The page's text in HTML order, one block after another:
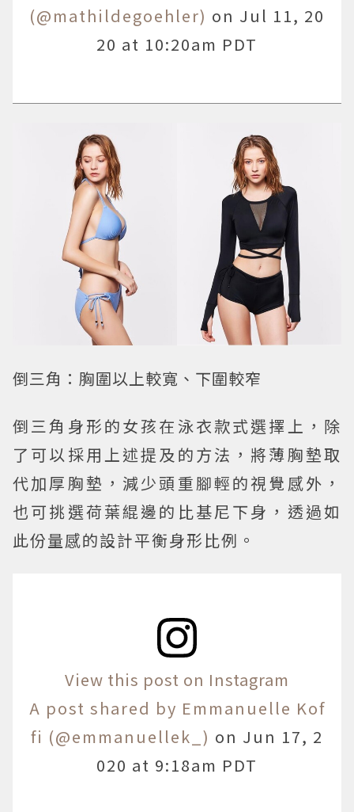
(@mathildegoehler) on Jul 11, 20
20 at 10:20am PDT
倒三角：胸圍以上較寬、下圍較窄
倒三角身形的女孩在泳衣款式選擇上，除
了可以採用上述提及的方法，將薄胸墊取
代加厚胸墊，減少頭重腳輕的視覺感外，
也可挑選荷葉緄邊的比基尼下身，透過如
此份量感的設計平衡身形比例。
View this post on Instagram
A post shared by Emmanuelle Kof
fi (@emmanuellek_) on Jun 17, 2
020 at 9:18am PDT